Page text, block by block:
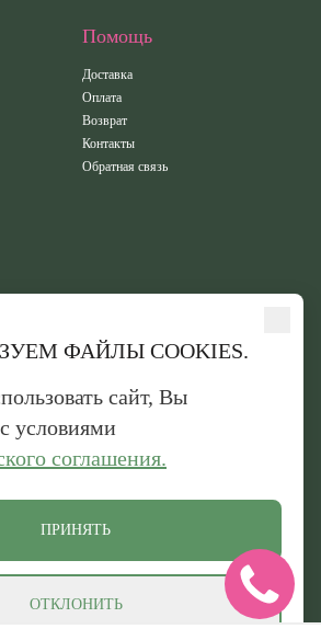
ФАЙЛЫ COOKIES.
сайт, Вы
условиями
соглашения.
ПРИНЯТЬ
ОТКЛОНИТЬ
Помощь
Доставка
Оплата
Возврат
Контакты
Обратная связь
защищены. Официальный сайт производителя